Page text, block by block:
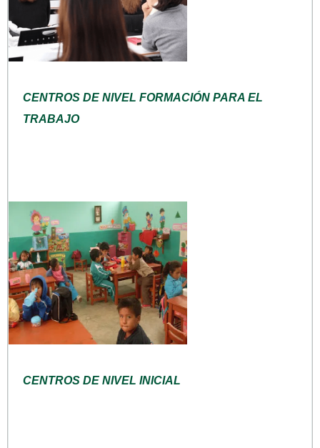
CENTROS DE NIVEL FORMACIÓN PARA EL
TRABAJO
CENTROS DE NIVEL INICIAL